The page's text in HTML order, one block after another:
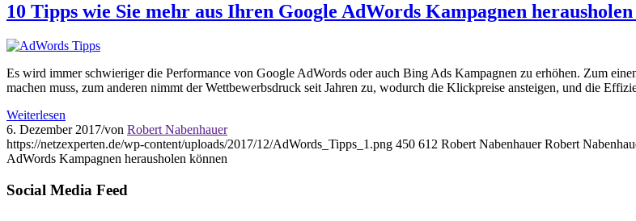
10 Tipps wie Sie mehr aus Ihren Google AdWords Kampagnen
Es wird immer schwieriger die Performance von Google AdWords oder auch Bing Ads Kampagnen zu erhöhen. Zum
machen muss, zum anderen nimmt der Wettbewerbsdruck seit Jahren zu, wodurch die Klickpreise ansteigen, und die
Weiterlesen
6. Dezember 2017/von Robert Nabenhauer
https://netzexperten.de/wp-content/uploads/2017/12/AdWords_Tipps_1.png 450 612 Robert Nabenhauer Robert
AdWords Kampagnen herausholen können
Social Media Feed